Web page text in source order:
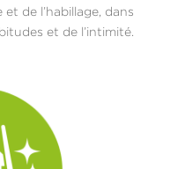
de l’habillage, dans
et de l’intimité.